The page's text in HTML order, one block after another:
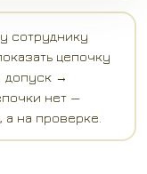
сотруднику
цепочку
допуск →
нет —
на проверке.